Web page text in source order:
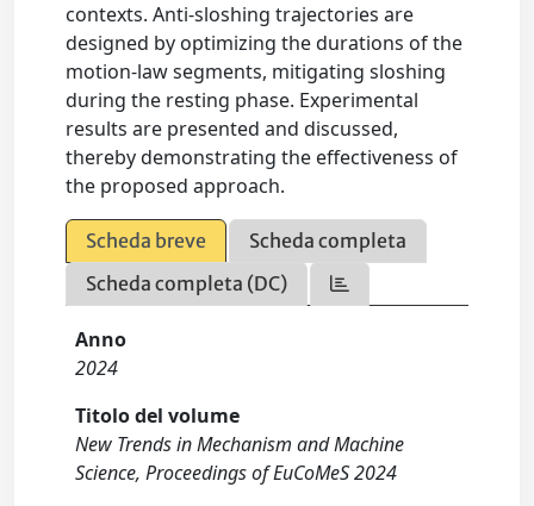
contexts. Anti-sloshing trajectories are
designed by optimizing the durations of the
motion-law segments, mitigating sloshing
during the resting phase. Experimental
results are presented and discussed,
thereby demonstrating the effectiveness of
the proposed approach.
Scheda breve
Scheda completa
Scheda completa (DC)
Anno
2024
Titolo del volume
New Trends in Mechanism and Machine
Science, Proceedings of EuCoMeS 2024